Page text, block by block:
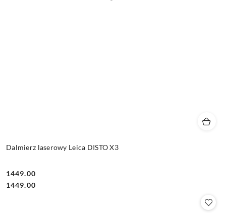
Dalmierz laserowy Leica DISTO X3
Cena:
1449.00
Cena:
1449.00